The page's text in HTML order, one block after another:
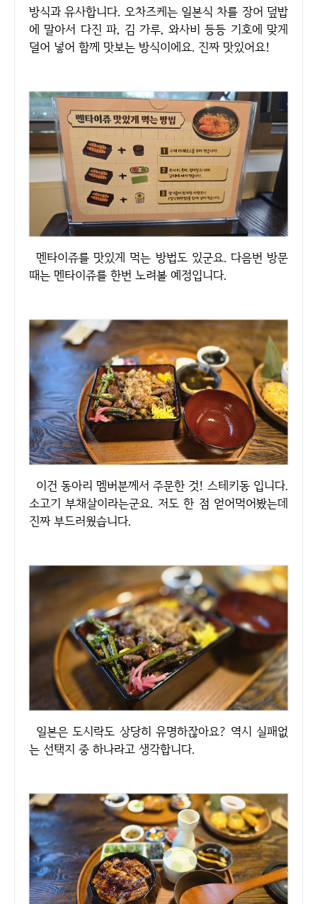
방식과 유사합니다. 오차즈케는 일본식 차를 장어 덮밥
에 말아서 다진 파, 김 가루, 와사비 등등 기호에 맞게
덜어 넣어 함께 맛보는 방식이에요. 진짜 맛있어요!
멘타이쥬를 맛있게 먹는 방법도 있군요. 다음번 방문
때는 멘타이쥬를 한번 노려볼 예정입니다.
이건 동아리 멤버분께서 주문한 것! 스테키동 입니다.
소고기 부채살이라는군요. 저도 한 점 얻어먹어봤는데
진짜 부드러웠습니다.
일본은 도시락도 상당히 유명하잖아요? 역시 실패없
는 선택지 중 하나라고 생각합니다.